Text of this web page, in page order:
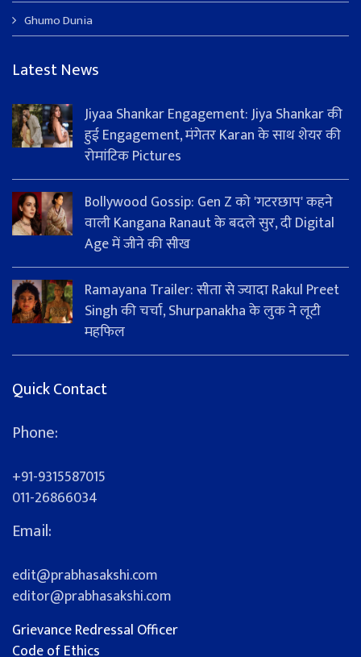
Ghumo Dunia
Latest News
Jiyaa Shankar Engagement: Jiya Shankar की
हुई Engagement, मंगेतर Karan के साथ शेयर की
रोमांटिक Pictures
Bollywood Gossip: Gen Z को 'गटरछाप' कहने
वाली Kangana Ranaut के बदले सुर, दी Digital
Age में जीने की सीख
Ramayana Trailer: सीता से ज्यादा Rakul Preet
Singh की चर्चा, Shurpanakha के लुक ने लूटी
महफिल
Quick Contact
Phone:
+91-9315587015
011-26866034
Email:
edit@prabhasakshi.com
editor@prabhasakshi.com
Grievance Redressal Officer
Code of Ethics